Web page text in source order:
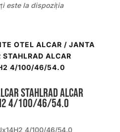
este la dispoziția
OTEL ALCAR / JANTA
ALCAR
4/100/46/54.0
STAHLRAD ALCAR
4/100/46/54.0
4/100/46/54.0